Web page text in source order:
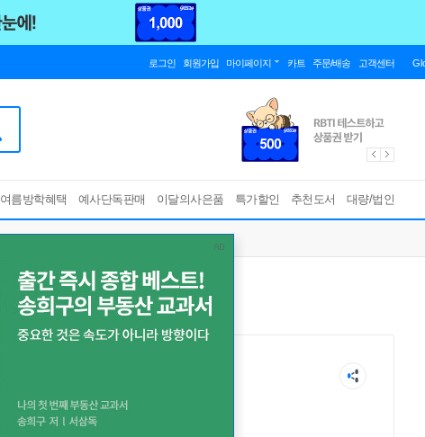
로그인 회원가입 마이페이지 카트 주문/배송 고객센터
여름방학혜택 예사단독판매 이달의사은품 특가할인 추천도서 대량/법인